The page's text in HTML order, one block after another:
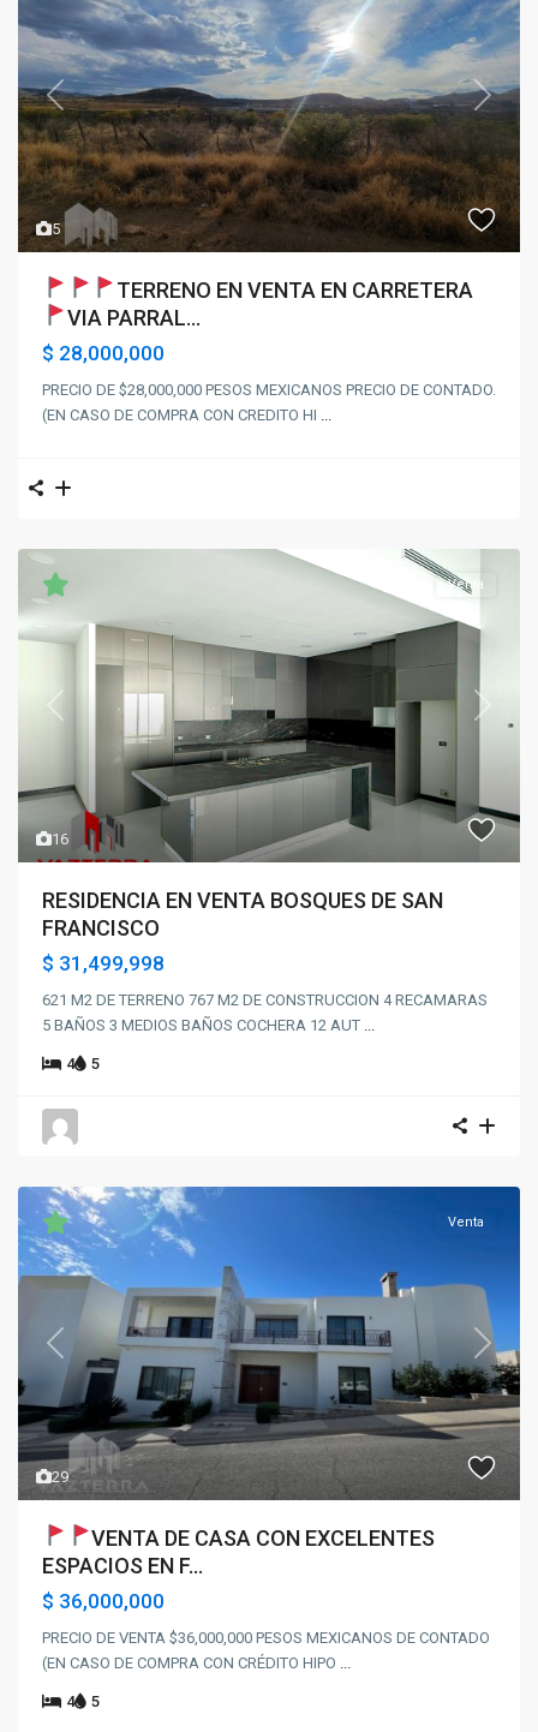
5
Previous Next
TERRENO EN VENTA EN CARRETERA
VIA PARRAL...
$ 28,000,000
PRECIO DE $28,000,000 PESOS MEXICANOS PRECIO DE CONTADO.
(EN CASO DE COMPRA CON CREDITO HI
16
Previous Next
Venta
RESIDENCIA EN VENTA BOSQUES DE SAN
FRANCISCO
$ 31,499,998
621 M2 DE TERRENO 767 M2 DE CONSTRUCCION 4 RECAMARAS
5 BAÑOS 3 MEDIOS BAÑOS COCHERA 12 AUT
4 5
29
Previous Next
Venta
VENTA DE CASA CON EXCELENTES
ESPACIOS EN F...
$ 36,000,000
PRECIO DE VENTA $36,000,000 PESOS MEXICANOS DE CONTADO
(EN CASO DE COMPRA CON CRÉDITO HIPO
4 5